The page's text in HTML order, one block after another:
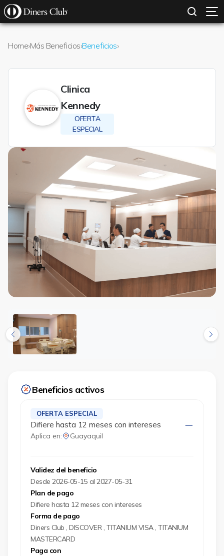
Pasar al contenido principal
Home›Más Beneficios›Beneficios›
Clinica
Kennedy
OFERTA
ESPECIAL
Beneficios activos
OFERTA ESPECIAL
Difiere hasta 12 meses con intereses
Aplica en: Guayaquil
Validez del beneficio
Desde 2026-05-15 al 2027-05-31
Plan de pago
Difiere hasta 12 meses con intereses
Forma de pago
Diners Club , DISCOVER , TITANIUM VISA , TITANIUM
MASTERCARD
Paga con